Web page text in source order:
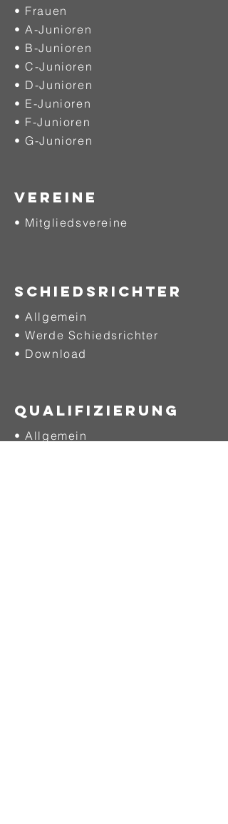
• Frauen
• A-Junioren
• B-Junioren
• C-Junioren
• D-Junioren
• E-Junioren
• F-Junioren
• G-Junioren
VEREINE
• Mitgliedsvereine
SCHIEDSRICHTER
• Allgemein
• Werde Schiedsrichter
• Download
QUALIFIZIERUNG
• Allgemein